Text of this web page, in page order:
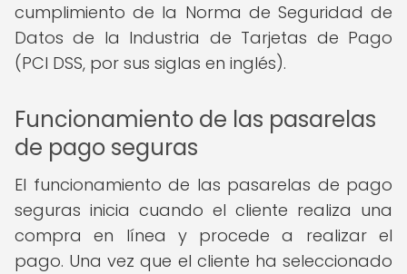
cumplimiento de la Norma de Seguridad de
Datos de la Industria de Tarjetas de Pago
(PCI DSS, por sus siglas en inglés).
Funcionamiento de las pasarelas
de pago seguras
El funcionamiento de las pasarelas de pago
seguras inicia cuando el cliente realiza una
compra en línea y procede a realizar el
pago. Una vez que el cliente ha seleccionado